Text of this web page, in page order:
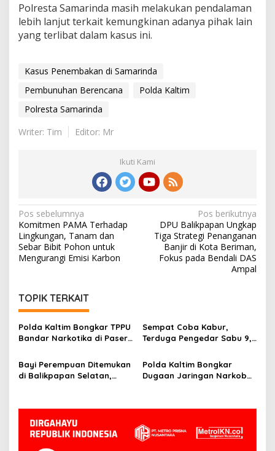
Polresta Samarinda masih melakukan pendalaman
lebih lanjut terkait kemungkinan adanya pihak lain
yang terlibat dalam kasus ini.
Kasus Penembakan di Samarinda
Pembunuhan Berencana
Polda Kaltim
Polresta Samarinda
Writer: Tim
Editor: Mr
Ikuti Kami
Navigasi
pos
Pos sebelumnya
Komitmen PAMA Terhadap
Lingkungan, Tanam dan
Sebar Bibit Pohon untuk
Mengurangi Emisi Karbon
Pos berikutnya
DPU Balikpapan Ungkap
Tiga Strategi Penanganan
Banjir di Kota Beriman,
Fokus pada Bendali DAS
Ampal
TOPIK TERKAIT
Polda Kaltim Bongkar TPPU
Bandar Narkotika di Paser,
Aset 13 Hektare
Sempat Coba Kabur,
Terduga Pengedar Sabu 9,9
Kutai Timur
Bayi Perempuan Ditemukan
di Balikpapan Selatan,
Polda Kaltim Bongkar
Dugaan Jaringan Narkoba
Metamfetamin